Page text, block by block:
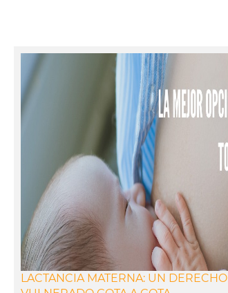
LACTANCIA MATERNA: UN DERECHO